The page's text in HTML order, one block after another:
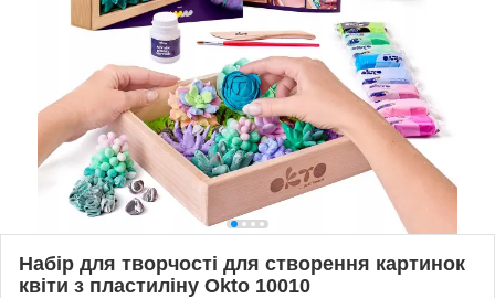
Набір для творчості для створення картинок
квіти з пластиліну Okto 10010